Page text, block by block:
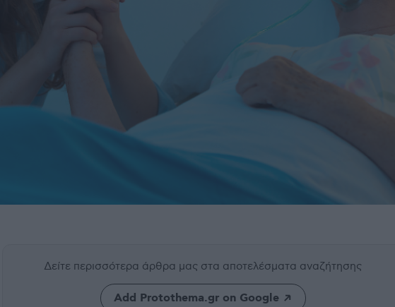
Δείτε περισσότερα άρθρα μας στα αποτελέσματα αναζήτησης
Add Protothema.gr on Google